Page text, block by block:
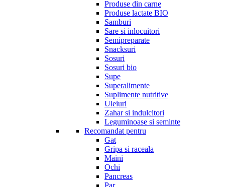
Produse din carne
Produse lactate BIO
Samburi
Sare si inlocuitori
Semipreparate
Snacksuri
Sosuri
Sosuri bio
Supe
Superalimente
Suplimente nutritive
Uleiuri
Zahar si indulcitori
Leguminoase si seminte
Recomandat pentru
Gat
Gripa si raceala
Maini
Ochi
Pancreas
Par